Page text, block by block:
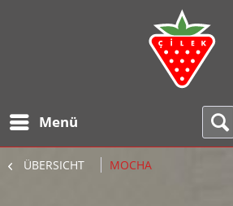
Menü
ÜBERSICHT MOCHA